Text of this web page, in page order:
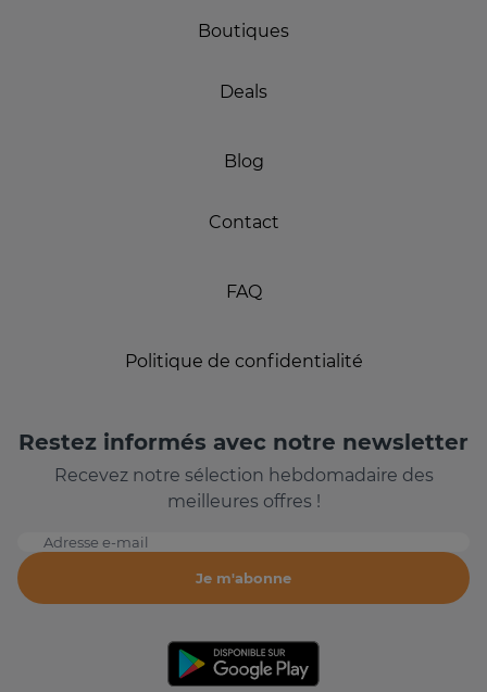
Boutiques
Deals
Blog
Contact
FAQ
Politique de confidentialité
Restez informés avec notre newsletter
Recevez notre sélection hebdomadaire des
meilleures offres !
Adresse e-mail
Je m'abonne